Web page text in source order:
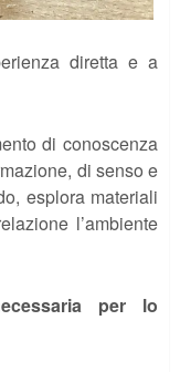
diretta e a
di conoscenza
di senso e
esplora materiali
l’ambiente
per lo